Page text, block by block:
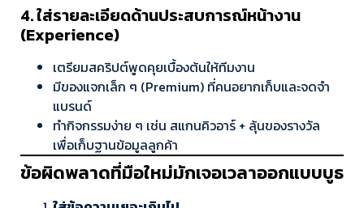
4. ใส่รายละเอียดด้านประสบการณ์หน้างาน
(Experience)
เตรียมสคริปต์พูดคุยเบื้องต้นให้ทีมงาน
มีของแจกเล็ก ๆ (Premium) ที่คนอยากเก็บและจดจำ
แบรนด์
ทำกิจกรรมง่าย ๆ เช่น สแกนคิวอาร์ + ลุ้นของรางวัล
เพื่อเก็บฐานข้อมูลลูกค้า
ข้อผิดพลาดที่มือใหม่มักเจอเวลาออกแบบบูธ